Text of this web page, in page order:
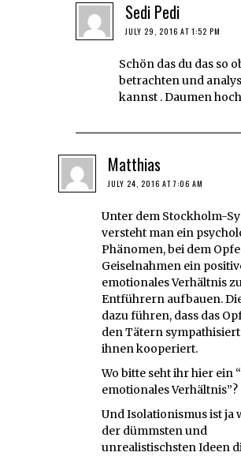
Sedi Pedi
JULY 29, 2016 AT 1:52 PM
Schön das du das so
betrachten und
kannst . Daumen
Matthias
JULY 24, 2016 AT 7:06 AM
Unter dem Stockholm-
versteht man ein
Phänomen, bei dem
Geiselnahmen ein
emotionales Verhältnis
Entführern aufbauen.
dazu führen, dass das
den Tätern
ihnen kooperiert.
Wo bitte seht ihr hier ein
emotionales Verhältnis”?
Und Isolationismus ist ja
der dümmsten und
unrealistischsten Ideen